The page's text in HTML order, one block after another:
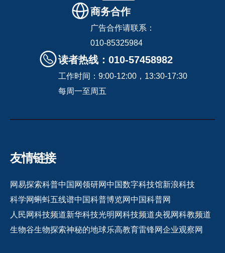
商务合作
广告合作请联系：
010-85325984
读者热线：010-57458982
工作时间：9:00-12:00，13:30-17:30
每周一至周五
友情链接
网易探索科普中国网领研网中国数字科技馆新浪科技
科学网蝌蚪五线谱中国科普博览网中国科普网
人民网科技频道新华科技光明网科技频道央视网科教频道
生物谷生物探索神秘的地球乐高教育雷锋网企业观察网